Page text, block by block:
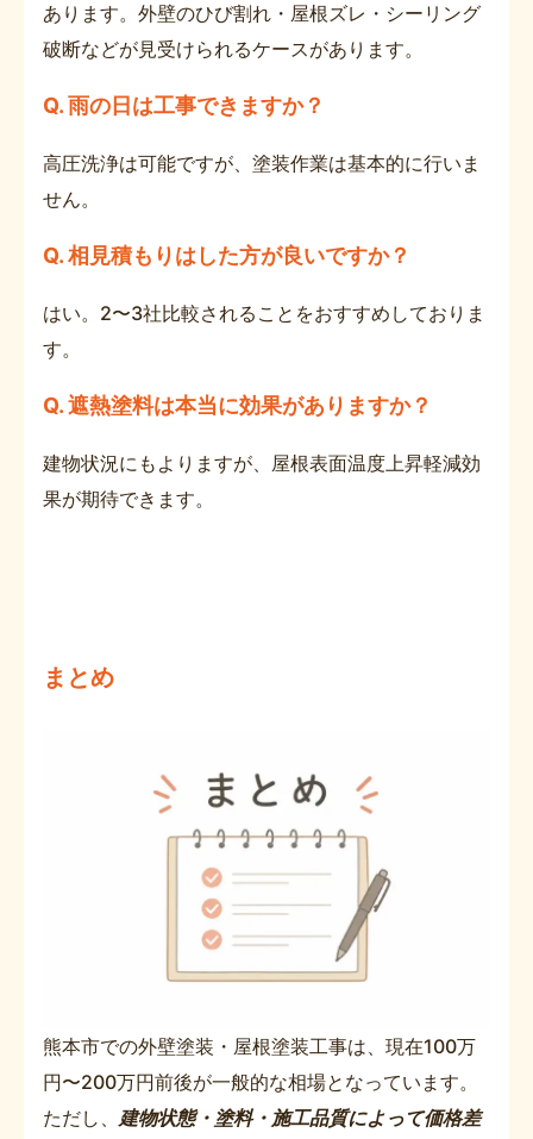
あります。外壁のひび割れ・屋根ズレ・シーリング
破断などが見受けられるケースがあります。
Q. 雨の日は工事できますか？
高圧洗浄は可能ですが、塗装作業は基本的に行いま
せん。
Q. 相見積もりはした方が良いですか？
はい。2〜3社比較されることをおすすめしておりま
す。
Q. 遮熱塗料は本当に効果がありますか？
建物状況にもよりますが、屋根表面温度上昇軽減効
果が期待できます。
まとめ
熊本市での外壁塗装・屋根塗装工事は、現在100万
円〜200万円前後が一般的な相場となっています。
ただし、 建物状態・塗料・施工品質によって価格差